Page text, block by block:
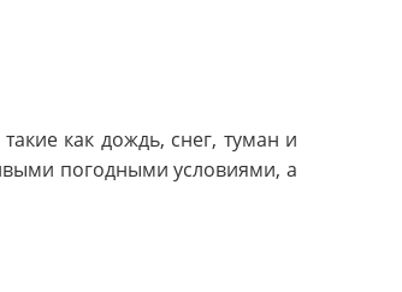
как дождь, снег, туман и
погодными условиями, а